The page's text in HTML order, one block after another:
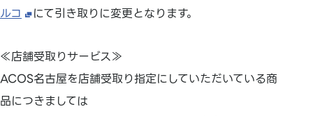
ルコ
にて引き取りに変更となります。
≪店舗受取りサービス≫
ACOS名古屋を店舗受取り指定にしていただいている商
品につきましては